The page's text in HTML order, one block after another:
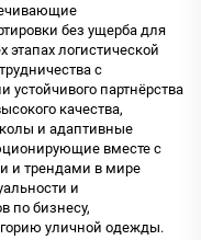
без ущерба для
этапах логистической
с
партнёрства
качества,
и адаптивные
вместе с
и трендами в мире
и
по бизнесу,
уличной одежды.